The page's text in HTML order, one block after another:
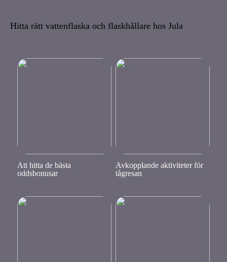
Hitta rätt vattenflaska och flaskhållare hos Jula
Att hitta de bästa
oddsbonusar
Avkopplande aktiviteter för
tågresan